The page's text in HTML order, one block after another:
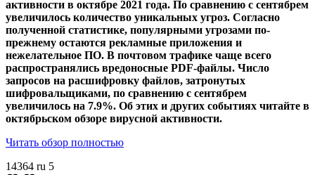
активности в октябре 2021 года. По сравнению с сентябрем
увеличилось количество уникальных угроз. Согласно
полученной статистике, популярными угрозами по-
прежнему остаются рекламные приложения и
нежелательное ПО. В почтовом трафике чаще всего
распространялись вредоносные PDF-файлы. Число
запросов на расшифровку файлов, затронутых
шифровальщиками, по сравнению с сентябрем
увеличилось на 7.9%. Об этих и других событиях читайте в
октябрьском обзоре вирусной активности.
Читать обзор полностью
14364 ru 5